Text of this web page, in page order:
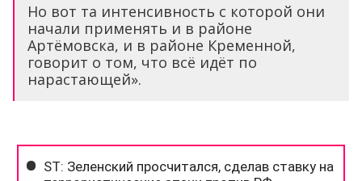
Но вот та интенсивность с которой они
начали применять и в районе
Артёмовска, и в районе Кременной,
говорит о том, что всё идёт по
нарастающей».